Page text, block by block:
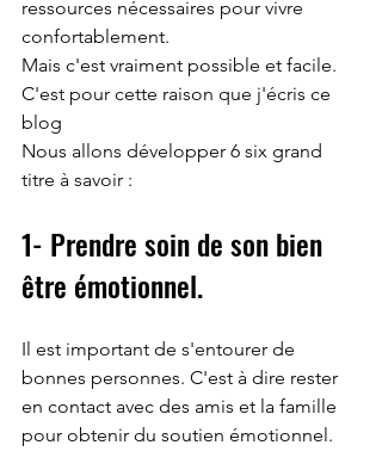
ressources nécessaires pour vivre
confortablement.
Mais c'est vraiment possible et facile.
C'est pour cette raison que j'écris ce
blog
Nous allons développer 6 six grand
titre à savoir :
1- Prendre soin de son bien
être émotionnel.
Il est important de s'entourer de
bonnes personnes. C'est à dire rester
en contact avec des amis et la famille
pour obtenir du soutien émotionnel.